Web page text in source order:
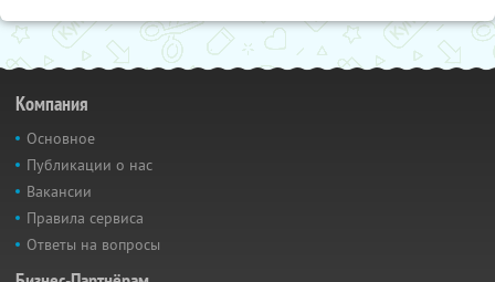
Компания
Основное
Публикации о нас
Вакансии
Правила сервиса
Ответы на вопросы